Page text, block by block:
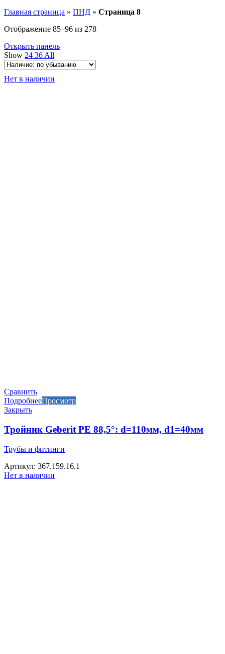
Главная страница » ПНД » Страница 8
Отображение 85–96 из 278
Открыть панель
Show 24 36 All
Нет в наличии
Сравнить
ПодробнееПросмотр
Закрыть
Тройник Geberit PE 88,5°: d=110мм, d1=40мм
Трубы и фитинги
Артикул: 367.159.16.1
Нет в наличии